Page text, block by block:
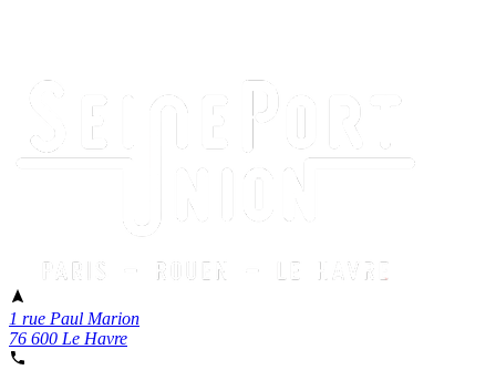
1 rue Paul Marion
76 600 Le Havre